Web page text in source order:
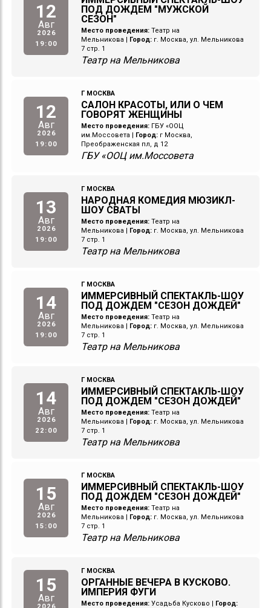
12
Авг
2026
19:00
ПОД ДОЖДЕМ "МУЖСКОЙ
СЕЗОН"
Место проведения: Театр на
Мельникова
Город: г. Москва, ул. Мельникова
7 стр. 1
Театр на Мельникова
12
Авг
2026
19:00
Г МОСКВА
САЛОН КРАСОТЫ, ИЛИ О ЧЕМ
ГОВОРЯТ ЖЕНЩИНЫ
Место проведения: ГБУ «ООЦ
им.Моссовета
Город: г Москва,
Преображенская пл, д 12
ГБУ «ООЦ им.Моссовета
13
Авг
2026
19:00
Г МОСКВА
НАРОДНАЯ КОМЕДИЯ МЮЗИКЛ-
ШОУ СВАТЫ
Место проведения: Театр на
Мельникова
Город: г. Москва, ул. Мельникова
7 стр. 1
Театр на Мельникова
14
Авг
2026
19:00
Г МОСКВА
ИММЕРСИВНЫЙ СПЕКТАКЛЬ-ШОУ
ПОД ДОЖДЕМ "СЕЗОН ДОЖДЕЙ"
Место проведения: Театр на
Мельникова
Город: г. Москва, ул. Мельникова
7 стр. 1
Театр на Мельникова
14
Авг
2026
22:00
Г МОСКВА
ИММЕРСИВНЫЙ СПЕКТАКЛЬ-ШОУ
ПОД ДОЖДЕМ "СЕЗОН ДОЖДЕЙ"
Место проведения: Театр на
Мельникова
Город: г. Москва, ул. Мельникова
7 стр. 1
Театр на Мельникова
15
Авг
2026
15:00
Г МОСКВА
ИММЕРСИВНЫЙ СПЕКТАКЛЬ-ШОУ
ПОД ДОЖДЕМ "СЕЗОН ДОЖДЕЙ"
Место проведения: Театр на
Мельникова
Город: г. Москва, ул. Мельникова
7 стр. 1
Театр на Мельникова
15
Авг
Г МОСКВА
ОРГАННЫЕ ВЕЧЕРА В КУСКОВО.
ИМПЕРИЯ ФУГИ
Место проведения: Усадьба Кусково Город: